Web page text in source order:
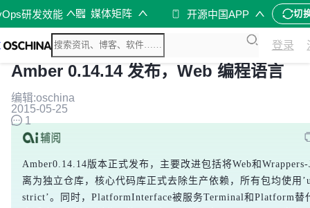
研发效能 媒体矩阵 开源中国APP 切
登录
Amber 0.14.14 发布，Web 编程语言
编辑:oschina
2015-05-25
1
Amber0.14.14版本正式发布，主要改进包括将Web和
离为独立仓库，核心代码库正式去除生产依赖，所有包均使用
strict’。同时， PlatformInterface被服务Terminal和 Platform替